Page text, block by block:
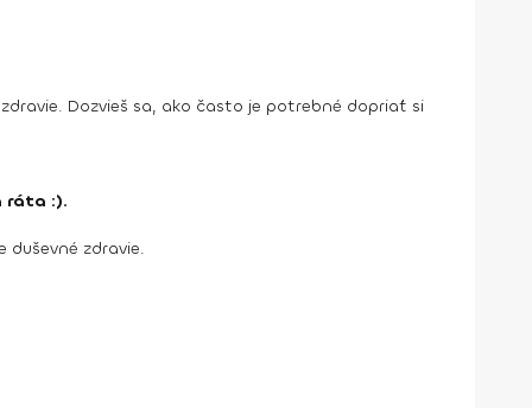
Dozvieš sa, ako často je potrebné dopriať si
ráta :).
zdravie.